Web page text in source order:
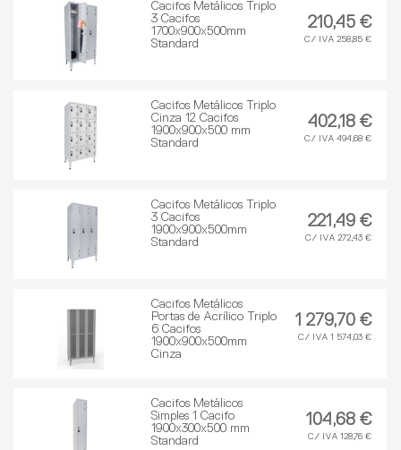
Cacifos Metálicos Triplo
3 Cacifos
1700x900x500mm
Standard
210,45 €
C/ IVA 258,85 €
Cacifos Metálicos Triplo
Cinza 12 Cacifos
1900x900x500 mm
Standard
402,18 €
C/ IVA 494,68 €
Cacifos Metálicos Triplo
3 Cacifos
1900x900x500mm
Standard
221,49 €
C/ IVA 272,43 €
Cacifos Metálicos
Portas de Acrílico Triplo
6 Cacifos
1900x900x500mm
Cinza
1 279,70 €
C/ IVA 1 574,03 €
Cacifos Metálicos
Simples 1 Cacifo
1900x300x500 mm
Standard
104,68 €
C/ IVA 128,76 €